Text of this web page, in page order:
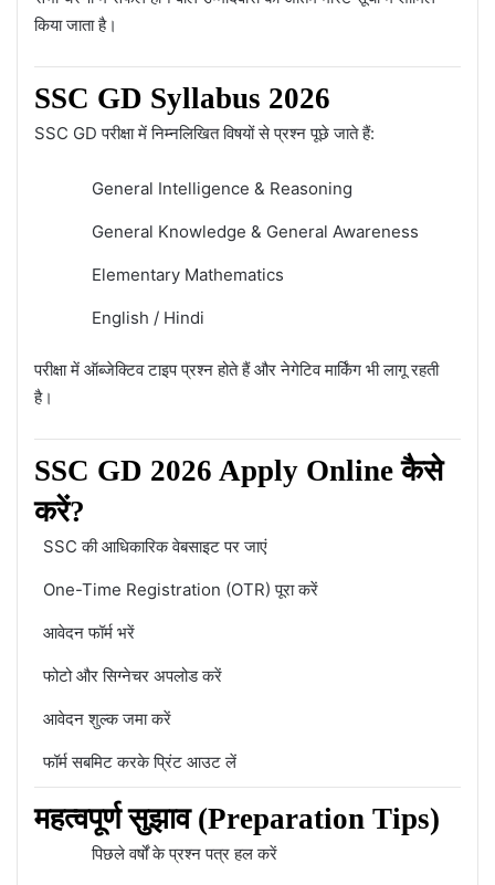
किया जाता है।
SSC GD Syllabus 2026
SSC GD परीक्षा में निम्नलिखित विषयों से प्रश्न पूछे जाते हैं:
General Intelligence & Reasoning
General Knowledge & General Awareness
Elementary Mathematics
English / Hindi
परीक्षा में ऑब्जेक्टिव टाइप प्रश्न होते हैं और नेगेटिव मार्किंग भी लागू रहती
है।
SSC GD 2026 Apply Online कैसे
करें?
SSC की आधिकारिक वेबसाइट पर जाएं
One-Time Registration (OTR) पूरा करें
आवेदन फॉर्म भरें
फोटो और सिग्नेचर अपलोड करें
आवेदन शुल्क जमा करें
फॉर्म सबमिट करके प्रिंट आउट लें
महत्वपूर्ण सुझाव (Preparation Tips)
पिछले वर्षों के प्रश्न पत्र हल करें